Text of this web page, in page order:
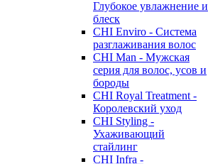
Глубокое увлажнение и
блеск
CHI Enviro - Система
разглаживания волос
CHI Man - Мужская
серия для волос, усов и
бороды
CHI Royal Treatment -
Королевский уход
CHI Styling -
Ухаживающий
стайлинг
CHI Infra -